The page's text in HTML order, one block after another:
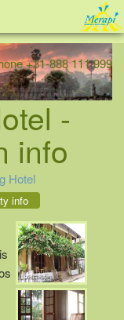
+31-888 111 999
-
info
Hotel
info